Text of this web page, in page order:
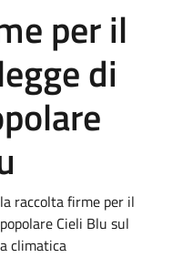
per il
di
raccolta firme per il
Cieli Blu sul
climatica